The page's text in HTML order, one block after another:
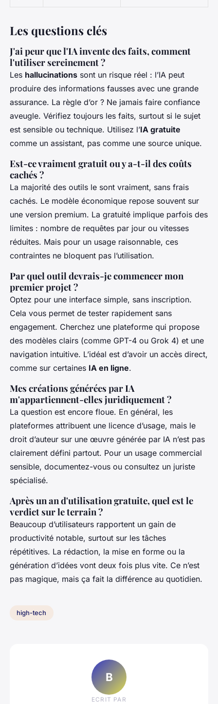
Les questions clés
J'ai peur que l'IA invente des faits, comment
l'utiliser sereinement ?
Les hallucinations sont un risque réel : l’IA peut
produire des informations fausses avec une grande
assurance. La règle d’or ? Ne jamais faire confiance
aveugle. Vérifiez toujours les faits, surtout si le sujet
est sensible ou technique. Utilisez l’IA gratuite
comme un assistant, pas comme une source unique.
Est-ce vraiment gratuit ou y a-t-il des coûts
cachés ?
La majorité des outils le sont vraiment, sans frais
cachés. Le modèle économique repose souvent sur
une version premium. La gratuité implique parfois des
limites : nombre de requêtes par jour ou vitesses
réduites. Mais pour un usage raisonnable, ces
contraintes ne bloquent pas l’utilisation.
Par quel outil devrais-je commencer mon
premier projet ?
Optez pour une interface simple, sans inscription.
Cela vous permet de tester rapidement sans
engagement. Cherchez une plateforme qui propose
des modèles clairs (comme GPT-4 ou Grok 4) et une
navigation intuitive. L’idéal est d’avoir un accès direct,
comme sur certaines IA en ligne.
Mes créations générées par IA
m'appartiennent-elles juridiquement ?
La question est encore floue. En général, les
plateformes attribuent une licence d’usage, mais le
droit d’auteur sur une œuvre générée par IA n’est pas
clairement défini partout. Pour un usage commercial
sensible, documentez-vous ou consultez un juriste
spécialisé.
Après un an d'utilisation gratuite, quel est le
verdict sur le terrain ?
Beaucoup d’utilisateurs rapportent un gain de
productivité notable, surtout sur les tâches
répétitives. La rédaction, la mise en forme ou la
génération d’idées vont deux fois plus vite. Ce n’est
pas magique, mais ça fait la différence au quotidien.
high-tech
B
ECRIT PAR